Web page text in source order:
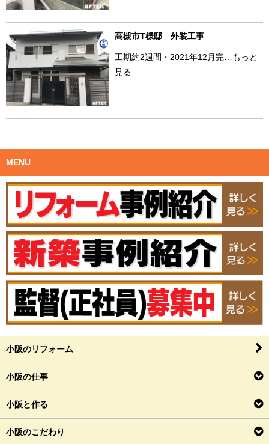
高槻市T様邸 外装工事
工期約2週間・2021年12月完…もっと
見る
MENU
小阪のリフォーム
小阪の仕事
小阪と作る
小阪のこだわり